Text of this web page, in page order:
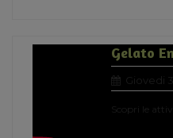
Gelato
Giovedi
Scopri le